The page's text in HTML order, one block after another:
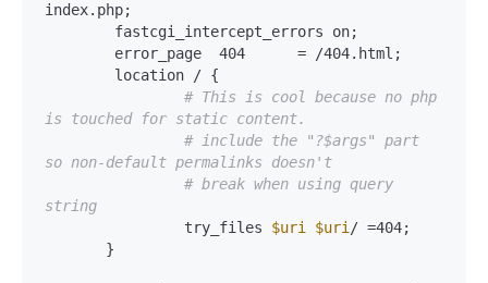
index.php;
# This is cool because no php
is touched for static content.
# include the "?$args" part
so non-default permalinks doesn't
# break when using query
string
                try_files
$uri $uri / =404;